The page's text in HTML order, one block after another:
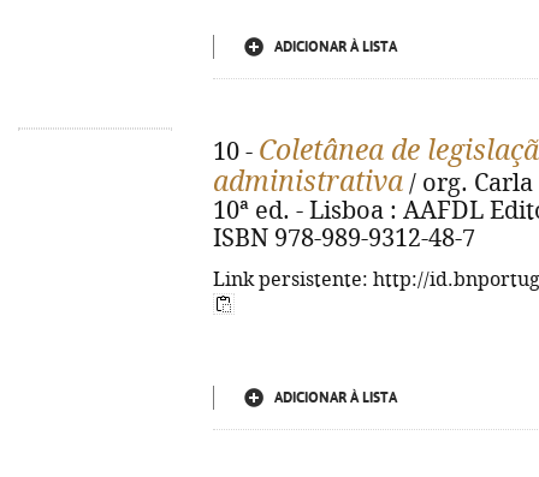
ADICIONAR À LISTA
10 - Coletânea de
administrativa / org. Carla
10ª ed. - Lisboa : AAFDL
ISBN 978-989-9312-48-7
Link persistente: http://
ADICIONAR À LISTA